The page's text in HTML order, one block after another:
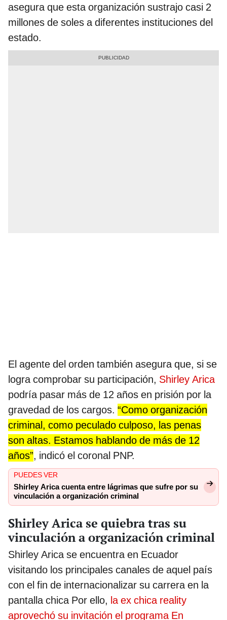
asegura que esta organización sustrajo casi 2
millones de soles a diferentes instituciones del
estado.
El agente del orden también asegura que, si se
logra comprobar su participación, Shirley Arica
podría pasar más de 12 años en prisión por la
gravedad de los cargos. “Como organización
criminal, como peculado culposo, las penas
son altas. Estamos hablando de más de 12
años”, indicó el coronal PNP.
PUEDES VER
Shirley Arica cuenta entre lágrimas que sufre por su
vinculación a organización criminal
Shirley Arica se quiebra tras su
vinculación a organización criminal
Shirley Arica se encuentra en Ecuador
visitando los principales canales de aquel país
con el fin de internacionalizar su carrera en la
pantalla chica Por ello, la ex chica reality
aprovechó su invitación el programa En